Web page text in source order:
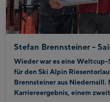
Stefan Brennsteiner -
Wieder war es eine Weltcup-
für den Ski Alpin
Brennsteiner aus Niedernsill.
Karriereergebnis, einem